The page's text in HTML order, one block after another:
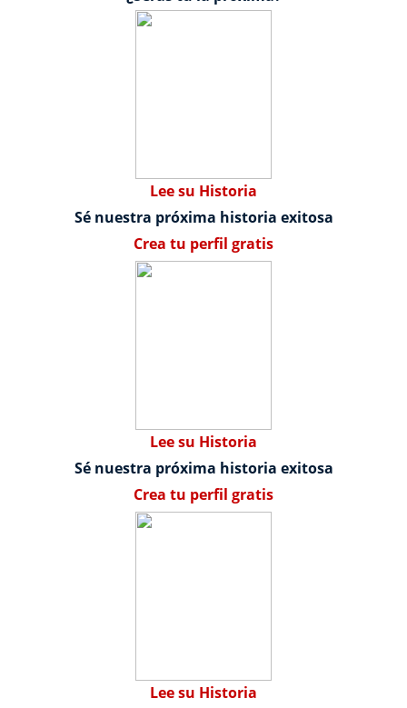
Lee su Historia
Sé nuestra próxima historia exitosa
Crea tu perfil gratis
Lee su Historia
Sé nuestra próxima historia exitosa
Crea tu perfil gratis
Lee su Historia